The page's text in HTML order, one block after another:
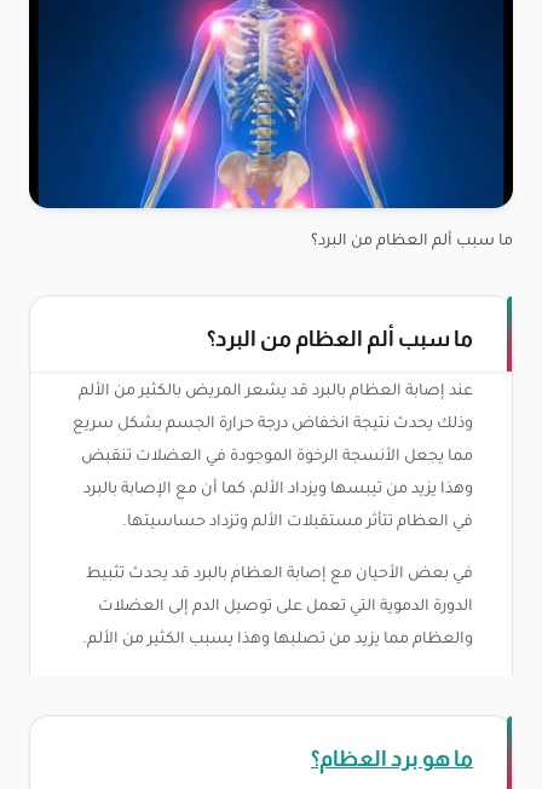
ما سبب ألم العظام من البرد؟
ما سبب ألم العظام من البرد؟
عند إصابة العظام بالبرد قد يشعر المريض بالكثير من الألم
وذلك يحدث نتيجة انخفاض درجة حرارة الجسم بشكل سريع
مما يجعل الأنسجة الرخوة الموجودة في العضلات تنقبض
وهذا يزيد من تيبسها ويزداد الألم، كما أن مع الإصابة بالبرد
في العظام تتأثر مستقبلات الألم وتزداد حساسيتها.
في بعض الأحيان مع إصابة العظام بالبرد قد يحدث تثبيط
الدورة الدموية التي تعمل على توصيل الدم إلى العضلات
والعظام مما يزيد من تصلبها وهذا يسبب الكثير من الألم.
ما هو برد العظام؟